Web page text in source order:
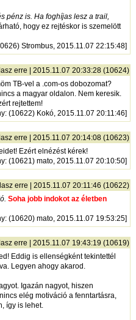
pénz is. Ha foghíjas lesz a trail,
hogy ez rejtéskor is szemelött
Strombus, 2015.11.07 22:15:48]
erre | 2015.11.07 20:33:28 (10624)
TB-vel a .com-os dobozomat?
a magyar oldalon. Nem keresik.
rejtettem!
: (10622) Kokó, 2015.11.07 20:11:46]
erre | 2015.11.07 20:14:08 (10623)
Ezért elnézést kérek!
: (10621) mato, 2015.11.07 20:10:50]
erre | 2015.11.07 20:11:46 (10622)
Soha jobb indokot az életben
: (10620) mato, 2015.11.07 19:53:25]
erre | 2015.11.07 19:43:19 (10619)
Eddig is ellenségként tekintettél
Legyen ahogy akarod.
Igazán nagyot, hiszen
elég motiváció a fenntartásra,
így is lehet.